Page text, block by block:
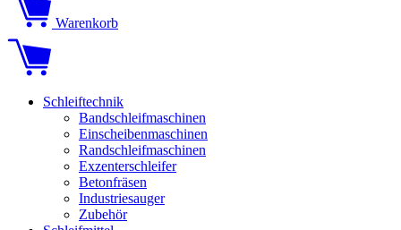
Warenkorb
Schleiftechnik
Bandschleifmaschinen
Einscheibenmaschinen
Randschleifmaschinen
Exzenterschleifer
Betonfräsen
Industriesauger
Zubehör